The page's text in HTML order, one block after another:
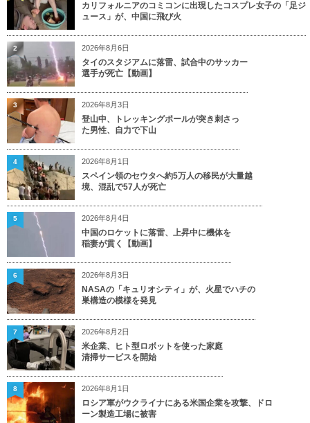
カリフォルニアのコミコンに出現したコスプレ女子の「足ジ
ュース」が、中国に飛び火
2026年8月6日
タイのスタジアムに落雷、試合中のサッカー
選手が死亡【動画】
2
2026年8月3日
登山中、トレッキングポールが突き刺さっ
た男性、自力で下山
3
2026年8月1日
スペイン領のセウタへ約5万人の移民が大量越
境、混乱で57人が死亡
4
2026年8月4日
中国のロケットに落雷、上昇中に機体を
稲妻が貫く【動画】
5
2026年8月3日
NASAの「キュリオシティ」が、火星でハチの
巣構造の模様を発見
6
2026年8月2日
米企業、ヒト型ロボットを使った家庭
清掃サービスを開始
7
2026年8月1日
ロシア軍がウクライナにある米国企業を攻撃、ドロ
ーン製造工場に被害
8